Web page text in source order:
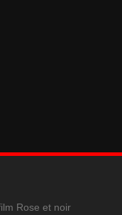
Rose et noir